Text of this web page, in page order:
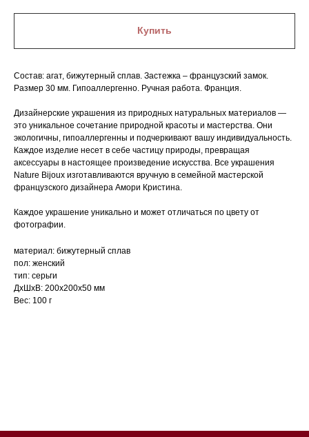
Купить
Состав: агат, бижутерный сплав. Застежка – французский замок.
Размер 30 мм. Гипоаллергенно. Ручная работа. Франция.
Дизайнерские украшения из природных натуральных материалов —
это уникальное сочетание природной красоты и мастерства. Они
экологичны, гипоаллергенны и подчеркивают вашу индивидуальность.
Каждое изделие несет в себе частицу природы, превращая
аксессуары в настоящее произведение искусства. Все украшения
Nature Bijoux изготавливаются вручную в семейной мастерской
французского дизайнера Амори Кристина.
Каждое украшение уникально и может отличаться по цвету от
фотографии.
материал: бижутерный сплав
пол: женский
тип: серьги
ДxШxВ: 200x200x50 мм
Вес: 100 г